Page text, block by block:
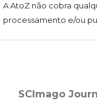
A AtoZ não cobra
processamento e/ou
SCImago